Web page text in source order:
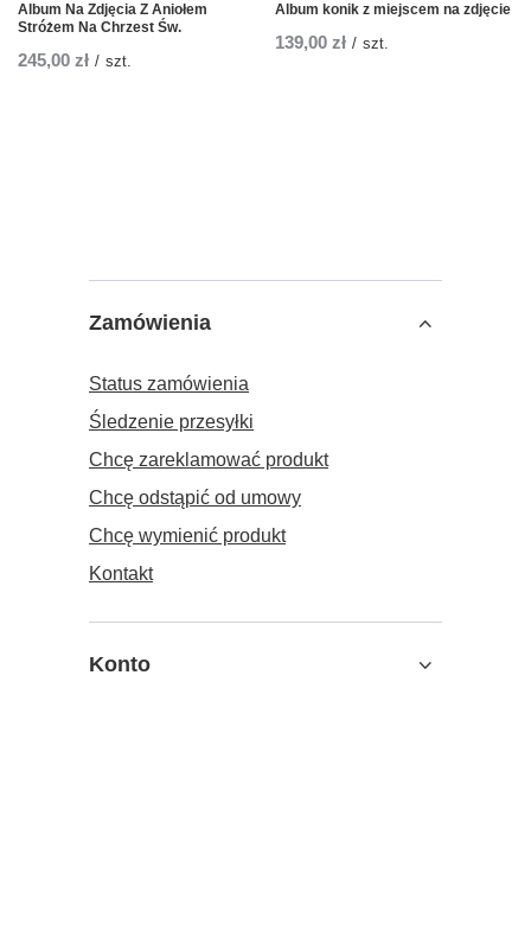
Album Na Zdjęcia Z Aniołem
Stróżem Na Chrzest Św.
245,00 zł / szt.
Album konik z miejscem na zdjęcie
139,00 zł / szt.
Zamówienia
Status zamówienia
Śledzenie przesyłki
Chcę zareklamować produkt
Chcę odstąpić od umowy
Chcę wymienić produkt
Kontakt
Konto